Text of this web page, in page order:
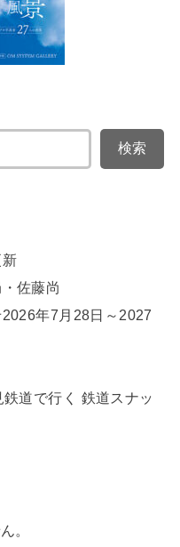
検索
新
佐藤尚
年7月28日～2027
道で行く 鉄道スナッ
。